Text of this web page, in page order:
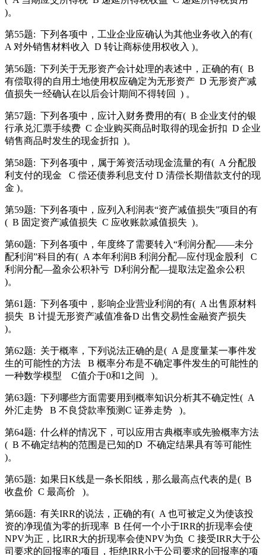
)。
第55题: 下列各项中，工业企业应确认为其他业务收入的有(
A 对外销售材料收入
D 转让商标使用权收入 )。
第56题: 下列关于无形资产会计处理的表述中，正确的有( B
有偿取得的自用土地使用权应确定为无形资产 D 无形资产减
值损失一经确认在以后会计期间不得转回
) 。
第57题: 下列各项中，应计入财务费用的有( B 企业支付的银
行承兑汇票手续费 C 企业购买商品时取得的现金折扣 D 企业
销售商品时发生的现金折扣 )。
第58题: 下列各项中，属于筹资活动现金流量的有( A 分配股
利支付的现金
C 偿还债券利息支付 D 清偿长期借款支付的现
金 )。
第59题: 下列各项中，应列入利润表“资产减值损失”项目的有
( B 固定资产减值损失 C 应收账款减值损失 )。
第60题: 下列各项中，年度终了需要转入“利润分配——未分
配利润”科目的有( A 本年利润B 利润分配—应付现金股利
C
利润分配—盈余公积补亏 D利润分配—提取法定盈余公积
)。
第61题: 下列各项中，影响企业营业利润的有( A 出售原材料
损失 B 计提无形资产减值准备D 出售交易性金融资产损失
)。
第62题: 关于概率，下列说法正确的是( A 是度量某一事件发
生的可能性的方法
B 概率分布是不确定事件发生的可能性的
一种数学模型
C值介于0和1之间 )。
第63题: 下列哪些方面需要用到概率知识分析其不确定性( A
外汇走势
B 不良贷款率预测C 证券走势 )。
第64题: 什么样的情况下，可以应用古典概率或先验概率方法
( B 不确定结构的范围是已知的D 不确定结果具有等可能性
)。
第65题: 如果日K线是一条长阳线，那么最高点代表的是( B
收盘价 C 最高价 )。
第66题: 有关IRR的说法，正确的有( A 也可被定义为使该投
资的净现值为零的折现率 B 任何一个小于IRR的折现率会使
NPV为正，比IRR大的折现率会使NPV为负 C 接受IRR大于公
司要求的回报率的项目，拒绝IRR小于公司要求的回报率的项